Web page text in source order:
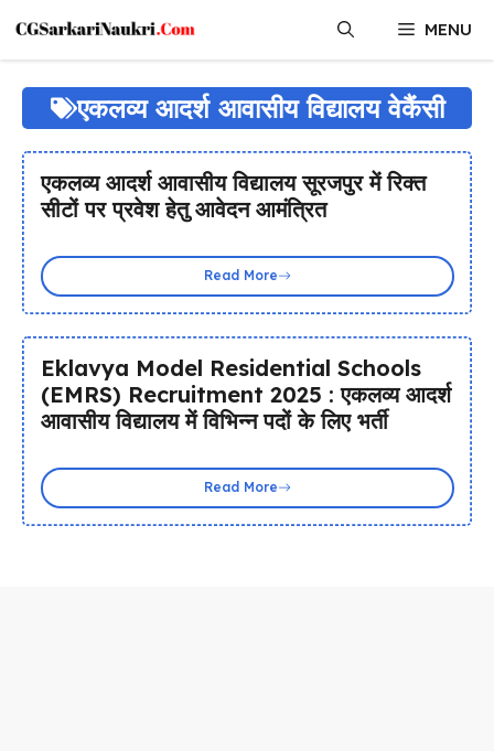
content
MENU
एकलव्य आदर्श आवासीय विद्यालय वेकैंसी
एकलव्य आदर्श आवासीय विद्यालय सूरजपुर में रिक्त
सीटों पर प्रवेश हेतु आवेदन आमंत्रित
Read More
Eklavya Model Residential Schools
(EMRS) Recruitment 2025 : एकलव्य आदर्श
आवासीय विद्यालय में विभिन्न पदों के लिए भर्ती
Read More